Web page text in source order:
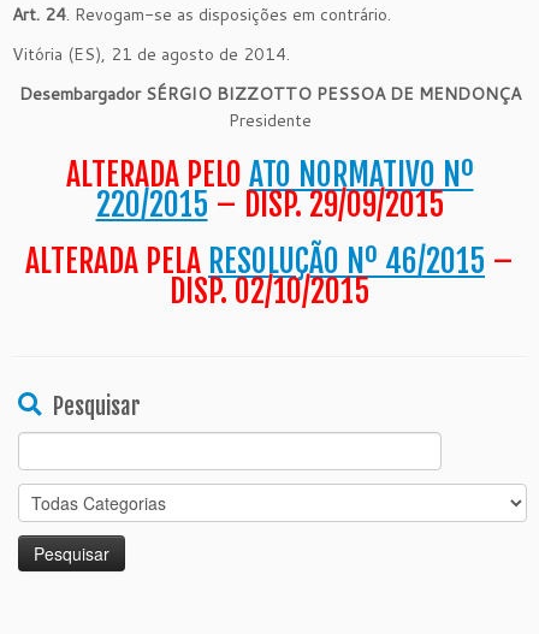
Art. 24. Revogam-se as disposições em contrário.
Vitória (ES), 21 de agosto de 2014.
Desembargador SÉRGIO BIZZOTTO PESSOA DE MENDONÇA
Presidente
ALTERADA PELO ATO NORMATIVO Nº
220/2015 – DISP. 29/09/2015
ALTERADA PELA RESOLUÇÃO Nº 46/2015 –
DISP. 02/10/2015
Pesquisar
Search
for: